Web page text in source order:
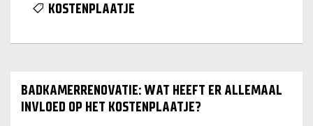
ONTDEK RUBI
KOSTENPLAATJE
BADKAMERRENOVATIE: WAT HEEFT ER ALLEMAAL
INVLOED OP HET KOSTENPLAATJE?